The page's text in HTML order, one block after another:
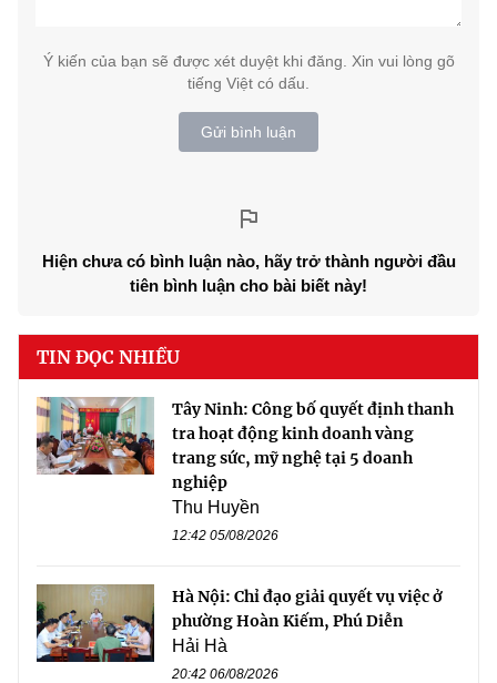
Ý kiến của bạn sẽ được xét duyệt khi đăng. Xin vui lòng gõ
tiếng Việt có dấu.
Gửi bình luận
Hiện chưa có bình luận nào, hãy trở thành người đầu
tiên bình luận cho bài biết này!
TIN ĐỌC NHIỀU
Tây Ninh: Công bố quyết định thanh
tra hoạt động kinh doanh vàng
trang sức, mỹ nghệ tại 5 doanh
nghiệp
Thu Huyền
12:42 05/08/2026
Hà Nội: Chỉ đạo giải quyết vụ việc ở
phường Hoàn Kiếm, Phú Diễn
Hải Hà
20:42 06/08/2026